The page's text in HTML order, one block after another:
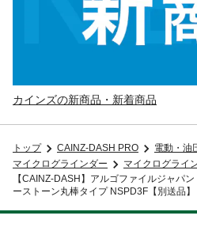
カインズの新商品・新着商品
トップ CAINZ-DASH PRO 電動・油
マイクログラインダー
マイクログライ
【CAINZ-DASH】アルゴファイルジャパ
ーストーン丸棒タイプ NSPD3F【別送品】